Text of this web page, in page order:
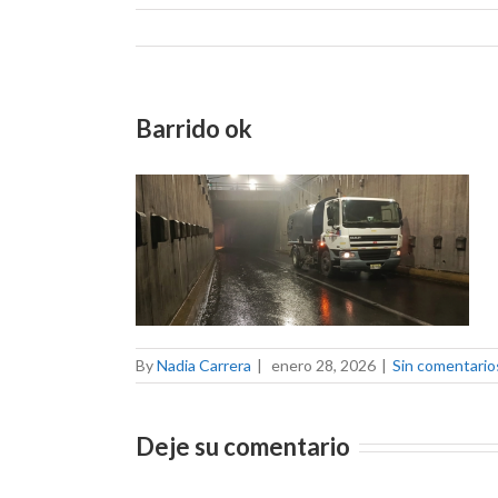
Barrido ok
ByNadia Carrera | enero 28, 2026 | Sin
Deje su comentario